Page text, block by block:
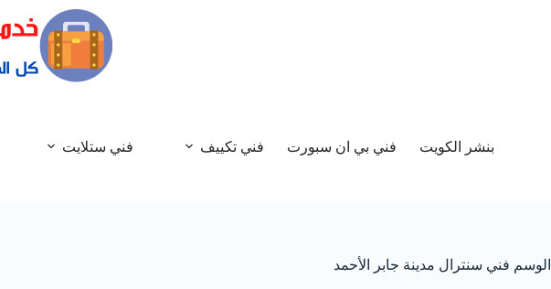
بنشر الكويت فني بي ان سبورت فني تكييف فني ستلايت
الوسم فني سنترال مدينة جابر الأحمد